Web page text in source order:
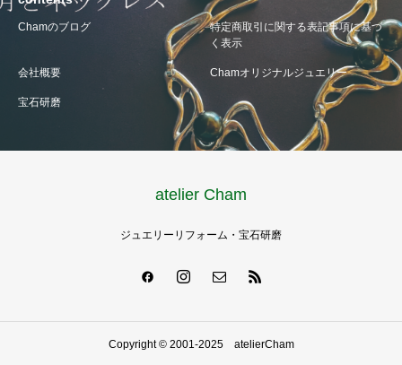
Chamのブログ
特定商取引に関する表記事項に基づ
く表示
会社概要 Chamオリジナルジュエリー
宝石研磨
atelier Cham
ジュエリーリフォーム・宝石研磨
Copyright © 2001-2025 atelierCham